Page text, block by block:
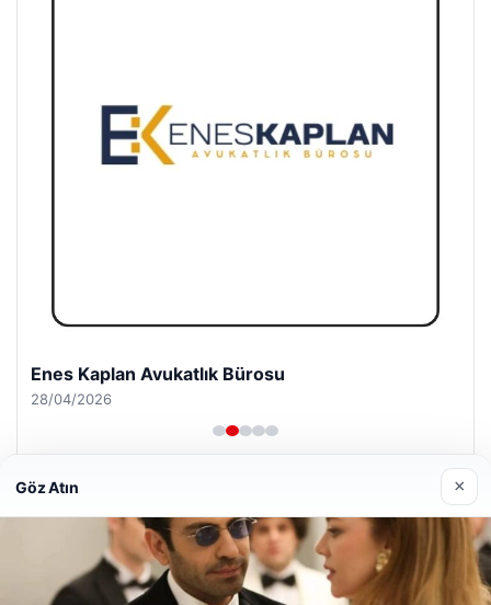
Enes Kaplan Avukatlık Bürosu
28/04/2026
© 2026 Ajans Haberi – Güncel Haberler
Web sitemizi nasıl kullandığınızı daha iyi anlayabilmek,
Göz Atın ×